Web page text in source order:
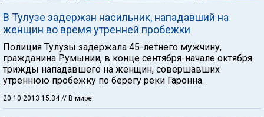
В Тулузе задержан насильник, нападавший на
женщин во время утренней пробежки
Полиция Тулузы задержала 45-летнего мужчину,
гражданина Румынии, в конце сентября-начале октября
трижды нападавшего на женщин, совершавших
утреннюю пробежку по берегу реки Гаронна.
20.10.2013 15:34 // В мире